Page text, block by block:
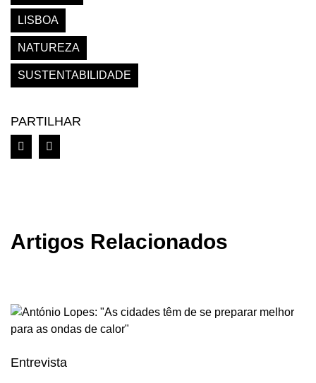
LISBOA
NATUREZA
SUSTENTABILIDADE
PARTILHAR
Artigos Relacionados
Entrevista